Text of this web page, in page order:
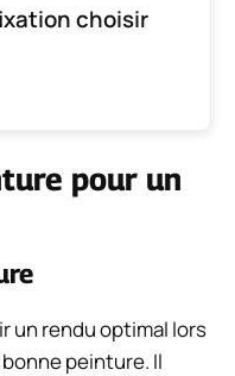
choisir
pour un
un rendu optimal lors
peinture. Il